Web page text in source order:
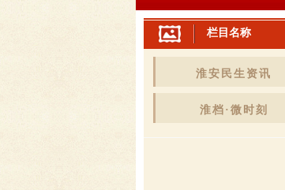
栏目名称
淮安民生资讯
淮档·微时刻